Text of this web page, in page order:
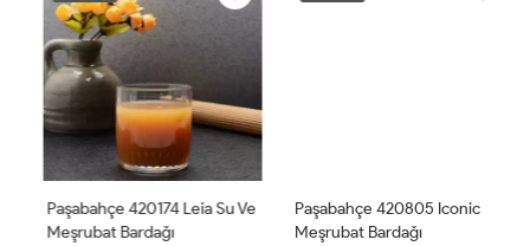
Paşabahçe 420174 Leia Su Ve
Meşrubat Bardağı
Paşabahçe 420805 Iconic
Meşrubat Bardağı